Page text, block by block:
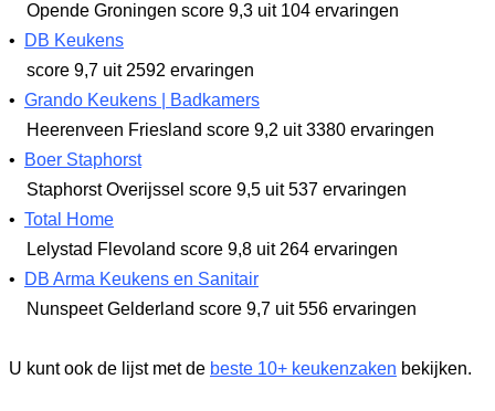
Opende Groningen score 9,3 uit 104 ervaringen
•
DB Keukens
score 9,7 uit 2592 ervaringen
• Grando Keukens | Badkamers
Heerenveen Friesland score 9,2 uit 3380 ervaringen
•
Boer Staphorst
Staphorst Overijssel score 9,5 uit 537 ervaringen
• Total Home
Lelystad Flevoland score 9,8 uit 264 ervaringen
•
DB Arma Keukens en Sanitair
Nunspeet Gelderland score 9,7 uit 556 ervaringen
U kunt ook de lijst met de beste 10+ keukenzaken bekijken.